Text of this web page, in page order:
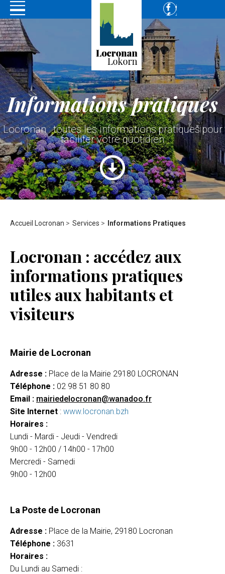
Informations pratiques
Locronan : toutes les informations pratiques pour
faciliter votre quotidien
Accueil Locronan > Services > Informations Pratiques
Locronan : accédez aux
informations pratiques
utiles aux habitants et
visiteurs
Mairie de Locronan
Adresse : Place de la Mairie 29180 LOCRONAN
Téléphone : 02 98 51 80 80
Email : mairiedelocronan@wanadoo.fr
Site Internet : www.locronan.bzh
Horaires :
Lundi - Mardi - Jeudi - Vendredi
9h00 - 12h00 / 14h00 - 17h00
Mercredi - Samedi
9h00 - 12h00
La Poste de Locronan
Adresse : Place de la Mairie, 29180 Locronan
Téléphone : 3631
Horaires :
Du Lundi au Samedi :